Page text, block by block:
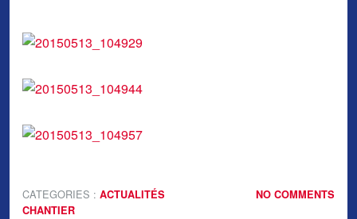
NO COMMENTS
CATEGORIES : ACTUALITÉS
CHANTIER